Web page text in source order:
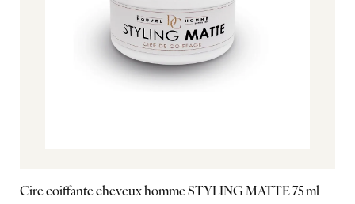
Cire coiffante cheveux homme STYLING MATTE 75 ml